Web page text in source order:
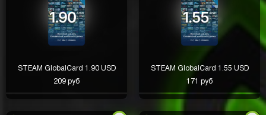
STEAM GlobalCard 1.90 USD
209 руб
STEAM GlobalCard 1.55 USD
171 руб